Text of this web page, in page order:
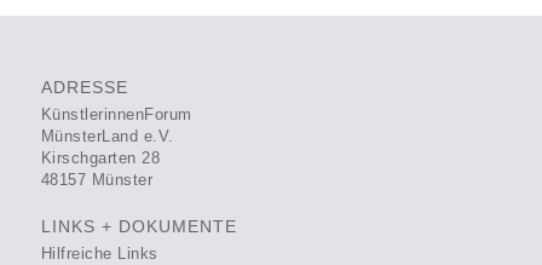
ADRESSE
KünstlerinnenForum
MünsterLand e.V.
Kirschgarten 28
48157 Münster
LINKS + DOKUMENTE
Hilfreiche Links